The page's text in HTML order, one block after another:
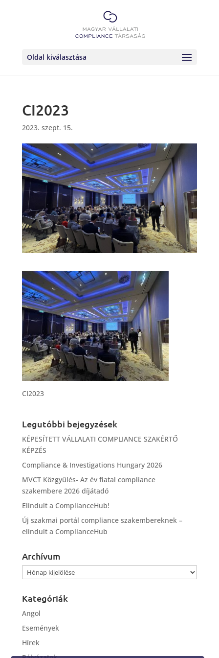
Oldal kiválasztása
CI2023
2023. szept. 15.
CI2023
Legutóbbi bejegyzések
KÉPESÍTETT VÁLLALATI COMPLIANCE SZAKÉRTŐ
KÉPZÉS
Compliance & Investigations Hungary 2026
MVCT Közgyűlés- Az év fiatal compliance
szakembere 2026 díjátadó
Elindult a ComplianceHub!
Új szakmai portál compliance szakembereknek –
elindult a ComplianceHub
Archívum
Archívum
Kategóriák
Angol
Események
Hírek